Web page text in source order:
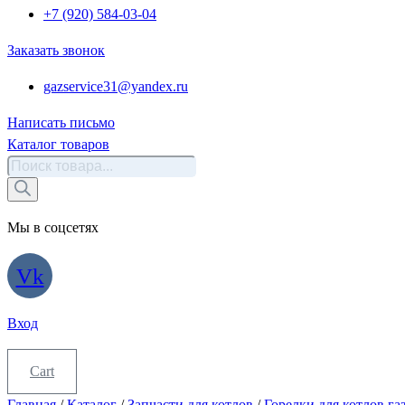
+7 (920) 584-03-04
Заказать звонок
gazservice31@yandex.ru
Написать письмо
Каталог товаров
Поиск
товаров
Мы в соцсетях
Vk
Вход
Cart